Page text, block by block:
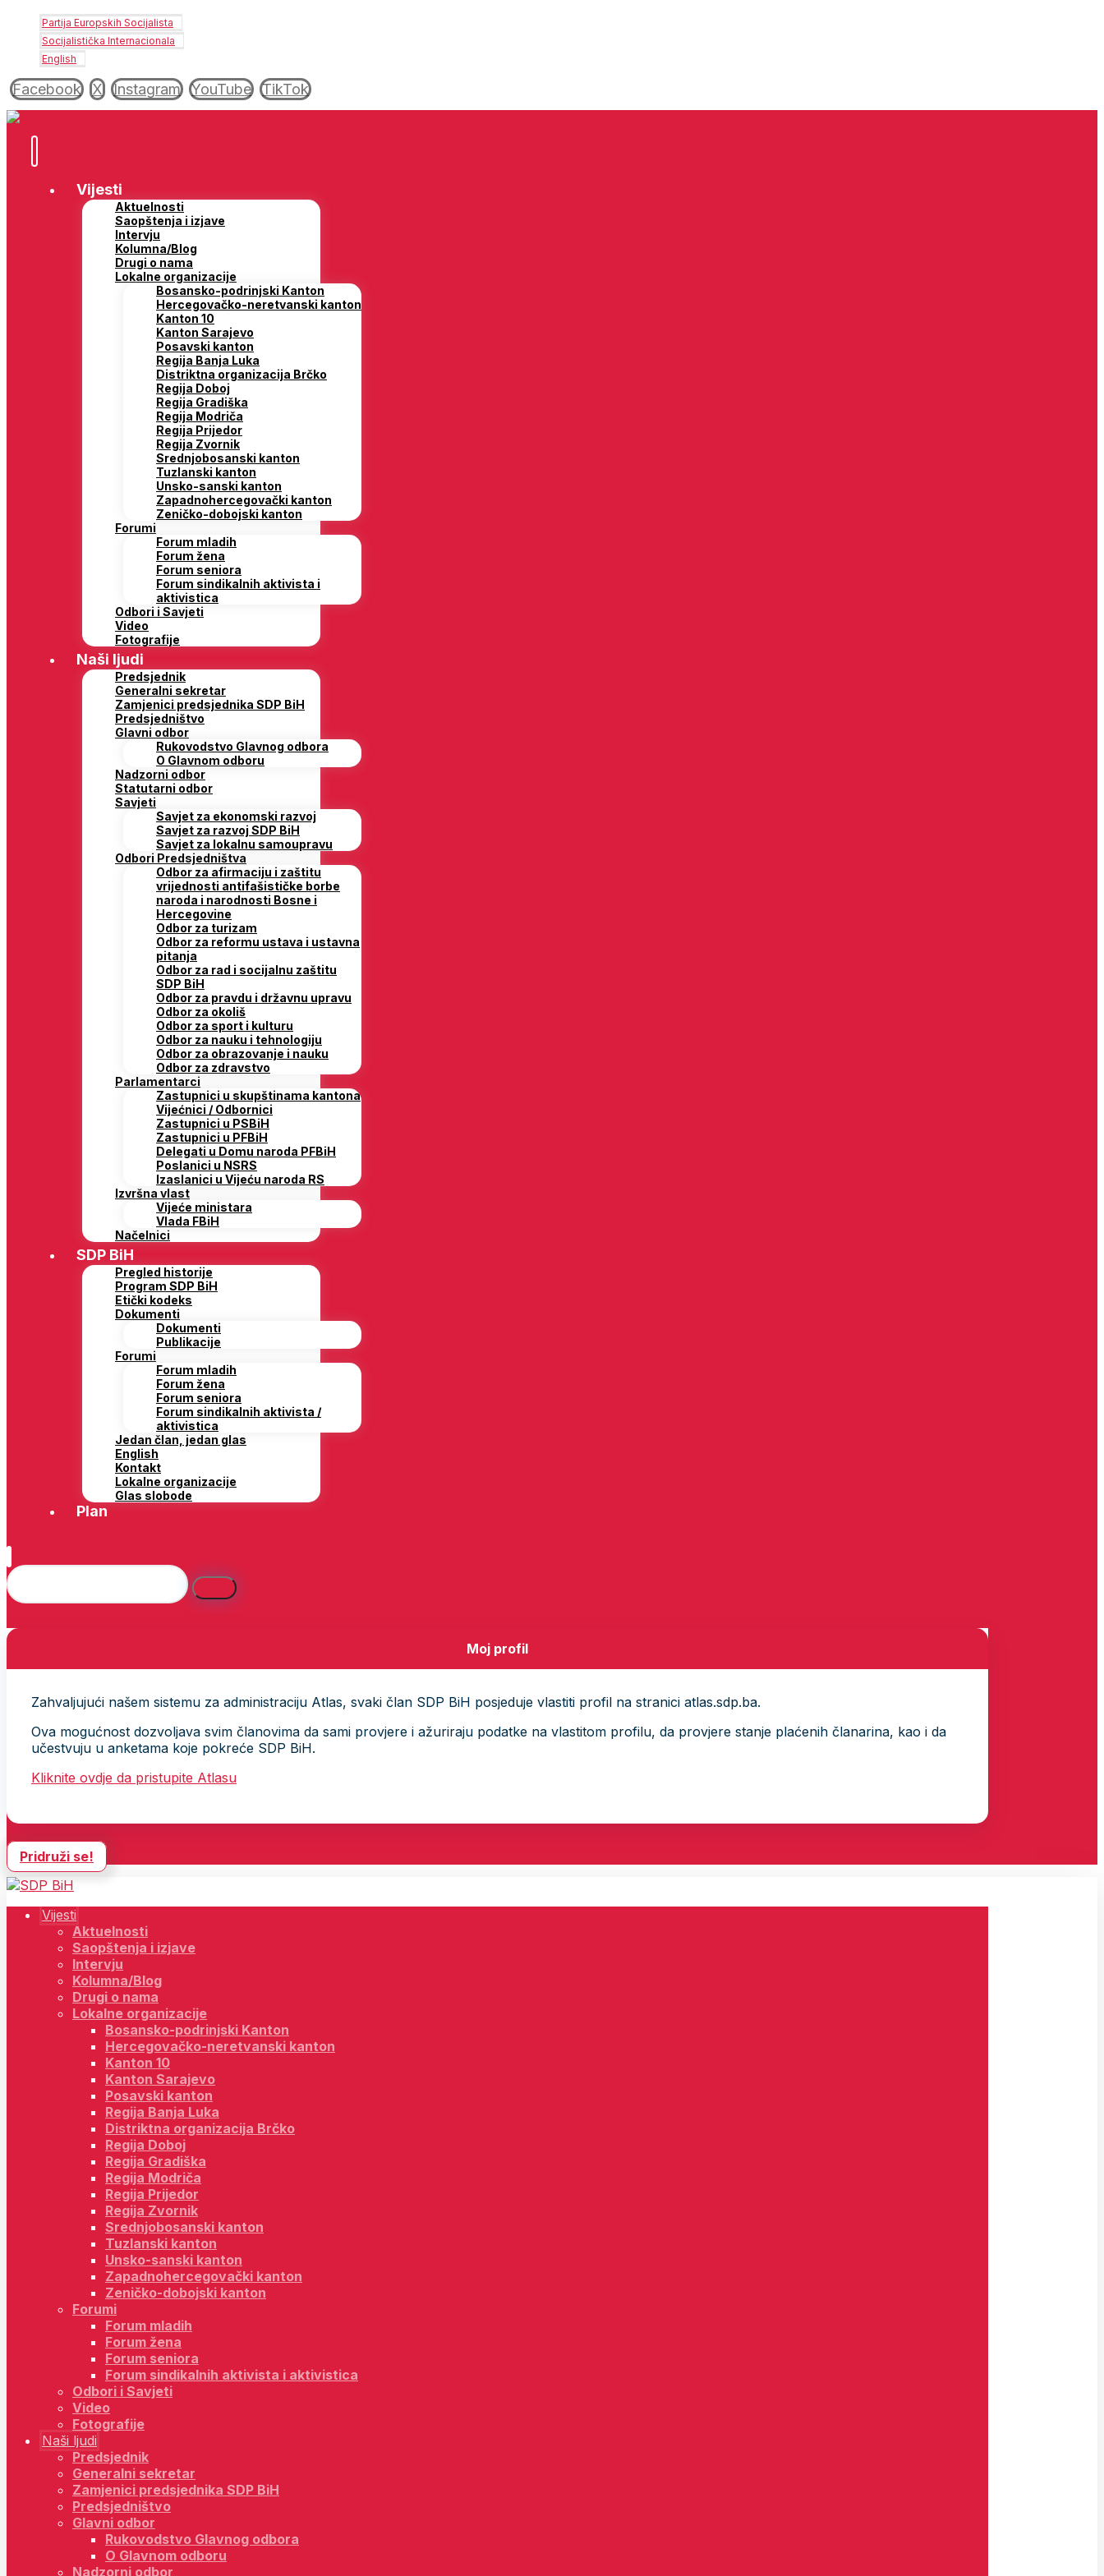
Partija Europskih Socijalista
Socijalistička Internacionala
English
Facebook X Instagram YouTube TikTok
Vijesti
Aktuelnosti
Saopštenja i izjave
Intervju
Kolumna/Blog
Drugi o nama
Lokalne organizacije
Bosansko-podrinjski Kanton
Hercegovačko-neretvanski kanton
Kanton 10
Kanton Sarajevo
Posavski kanton
Regija Banja Luka
Distriktna organizacija Brčko
Regija Doboj
Regija Gradiška
Regija Modriča
Regija Prijedor
Regija Zvornik
Srednjobosanski kanton
Tuzlanski kanton
Unsko-sanski kanton
Zapadnohercegovački kanton
Zeničko-dobojski kanton
Forumi
Forum mladih
Forum žena
Forum seniora
Forum sindikalnih aktivista i
aktivistica
Odbori i Savjeti
Video
Fotografije
Naši ljudi
Predsjednik
Generalni sekretar
Zamjenici predsjednika SDP BiH
Predsjedništvo
Glavni odbor
Rukovodstvo Glavnog odbora
O Glavnom odboru
Nadzorni odbor
Statutarni odbor
Savjeti
Savjet za ekonomski razvoj
Savjet za razvoj SDP BiH
Savjet za lokalnu samoupravu
Odbori Predsjedništva
Odbor za afirmaciju i zaštitu
vrijednosti antifašističke borbe
naroda i narodnosti Bosne i
Hercegovine
Odbor za turizam
Odbor za reformu ustava i ustavna
pitanja
Odbor za rad i socijalnu zaštitu
SDP BiH
Odbor za pravdu i državnu upravu
Odbor za okoliš
Odbor za sport i kulturu
Odbor za nauku i tehnologiju
Odbor za obrazovanje i nauku
Odbor za zdravstvo
Parlamentarci
Zastupnici u skupštinama kantona
Vijećnici / Odbornici
Zastupnici u PSBiH
Zastupnici u PFBiH
Delegati u Domu naroda PFBiH
Poslanici u NSRS
Izaslanici u Vijeću naroda RS
Izvršna vlast
Vijeće ministara
Vlada FBiH
Načelnici
SDP BiH
Pregled historije
Program SDP BiH
Etički kodeks
Dokumenti
Dokumenti
Publikacije
Forumi
Forum mladih
Forum žena
Forum seniora
Forum sindikalnih aktivista /
aktivistica
Jedan član, jedan glas
English
Kontakt
Lokalne organizacije
Glas slobode
Plan
Moj profil
Zahvaljujući našem sistemu za administraciju Atlas, svaki član SDP BiH posjeduje vlastiti profil na stranici atlas.sdp.ba.
Ova mogućnost dozvoljava svim članovima da sami provjere i ažuriraju podatke na vlastitom profilu, da provjere stanje plaćenih članarina, kao i da
učestvuju u anketama koje pokreće SDP BiH.
Kliknite ovdje da pristupite Atlasu
Pridruži se!
Vijesti
Aktuelnosti
Saopštenja i izjave
Intervju
Kolumna/Blog
Drugi o nama
Lokalne organizacije
Bosansko-podrinjski Kanton
Hercegovačko-neretvanski kanton
Kanton 10
Kanton Sarajevo
Posavski kanton
Regija Banja Luka
Distriktna organizacija Brčko
Regija Doboj
Regija Gradiška
Regija Modriča
Regija Prijedor
Regija Zvornik
Srednjobosanski kanton
Tuzlanski kanton
Unsko-sanski kanton
Zapadnohercegovački kanton
Zeničko-dobojski kanton
Forumi
Forum mladih
Forum žena
Forum seniora
Forum sindikalnih aktivista i aktivistica
Odbori i Savjeti
Video
Fotografije
Naši ljudi
Predsjednik
Generalni sekretar
Zamjenici predsjednika SDP BiH
Predsjedništvo
Glavni odbor
Rukovodstvo Glavnog odbora
O Glavnom odboru
Nadzorni odbor